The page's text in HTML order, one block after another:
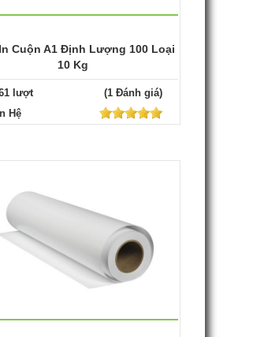
Cuộn A1 Định Lượng 100 Loại
10 Kg
lượt
(1 Đánh giá)
Hệ